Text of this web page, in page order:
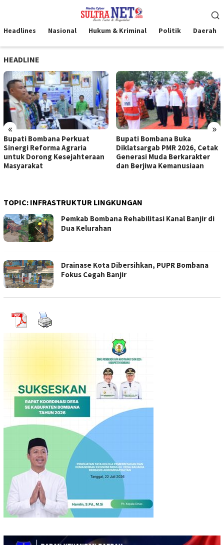
kontenMobile
Headlines Nasional Hukum & Kriminal Politik Daerah
HEADLINE
« »
Bupati Bombana Perkuat
Sinergi Reforma Agraria
untuk Dorong Kesejahteraan
Masyarakat
Bupati Bombana Buka
Diklatsargab PMR 2026, Cetak
Generasi Muda Berkarakter
dan Berjiwa Kemanusiaan
TOPIC: INFRASTRUKTUR LINGKUNGAN
Pemkab Bombana Rehabilitasi Kanal Banjir di
Dua Kelurahan
Drainase Kota Dibersihkan, PUPR Bombana
Fokus Cegah Banjir